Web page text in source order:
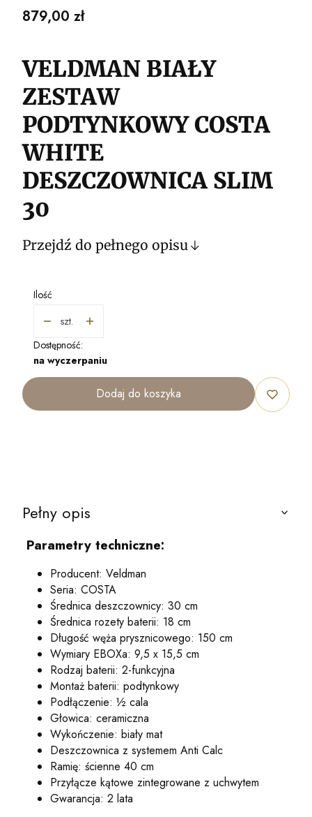
Cena
879,00 zł
VELDMAN BIAŁY
ZESTAW
PODTYNKOWY COSTA
WHITE
DESZCZOWNICA SLIM
30
Przejdź do pełnego opisu
Ilość
szt.
Dostępność:
na wyczerpaniu
Dodaj do koszyka
Pełny opis
Parametry techniczne:
Producent: Veldman
Seria: COSTA
Średnica deszczownicy: 30 cm
Średnica rozety baterii: 18 cm
Długość węża prysznicowego: 150 cm
Wymiary EBOXa: 9,5 x 15,5 cm
Rodzaj baterii: 2-funkcyjna
Montaż baterii: podtynkowy
Podłączenie: ½ cala
Głowica: ceramiczna
Wykończenie: biały mat
Deszczownica z systemem Anti Calc
Ramię: ścienne 40 cm
Przyłącze kątowe zintegrowane z uchwytem
Gwarancja: 2 lata